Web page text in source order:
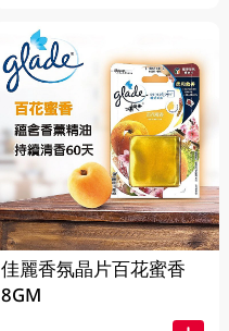
佳麗香氛晶片百花蜜香
8GM